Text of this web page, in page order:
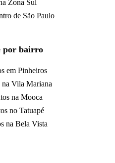
Zona Sul
de São Paulo
por bairro
em Pinheiros
na Vila Mariana
na Mooca
no Tatuapé
na Bela Vista